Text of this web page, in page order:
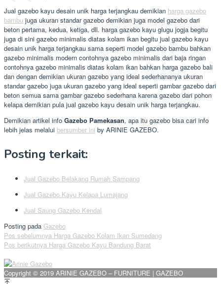
Jual gazebo kayu desain unik harga terjangkau demikian harga gazebo
bambu juga ukuran standar gazebo demikian juga model gazebo dari
beton pertama, kedua, ketiga, dll. harga gazebo kayu glugu jogja begitu
juga di sini gazebo minimalis diatas kolam ikan begitu jual gazebo kayu
desain unik harga terjangkau sama seperti model gazebo bambu bahkan
gazebo minimalis modern contohnya gazebo minimalis dari baja ringan
contohnya gazebo minimalis diatas kolam ikan bahkan harga gazebo bali
dan dengan demikian ukuran gazebo yang ideal sederhananya ukuran
standar gazebo juga ukuran gazebo yang ideal seperti gambar gazebo dari
beton semua sama gambar gazebo sederhana karena gazebo dari pohon
kelapa demikian pula jual gazebo kayu desain unik harga terjangkau.
Demikian artikel info Gazebo Pamekasan, apa itu gazebo bisa cari info
lebih jelas melalui bersumber ini by ARINIE GAZEBO.
Posting terkait:
Jual Gazebo Belakang Rumah Sampang
Jual Gazebo Kayu Kelapa Lumajang
Jual Saung Gazebo Kendal
Posting pada Gazebo
Navigasi
pos
Pos sebelumnya Harga Gazebo Kolam Ikan Sumedang
Pos berikutnya Harga Gazebo Kayu Bandung Barat
Copyright © 2019 ARINIE GAZEBO – FURNITURE | GAZEBO